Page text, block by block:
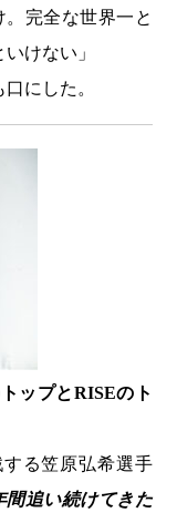
。完全な世界一と
けない」
にした。
ップとRISEのト
る笠原弘希選手
間追い続けてきた